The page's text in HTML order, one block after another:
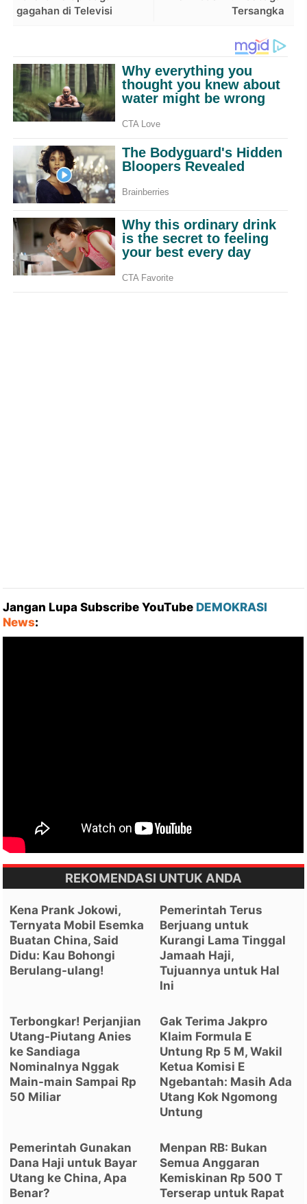
Tersangka
gagahan di Televisi
Jangan Lupa Subscribe YouTube DEMOKRASI
News:
REKOMENDASI UNTUK ANDA
Kena Prank Jokowi,
Ternyata Mobil Esemka
Buatan China, Said
Didu: Kau Bohongi
Berulang-ulang!
Pemerintah Terus
Berjuang untuk
Kurangi Lama Tinggal
Jamaah Haji,
Tujuannya untuk Hal
Ini
Terbongkar! Perjanjian
Utang-Piutang Anies
ke Sandiaga
Nominalnya Nggak
Main-main Sampai Rp
50 Miliar
Gak Terima Jakpro
Klaim Formula E
Untung Rp 5 M, Wakil
Ketua Komisi E
Ngebantah: Masih Ada
Utang Kok Ngomong
Untung
Pemerintah Gunakan
Dana Haji untuk Bayar
Utang ke China, Apa
Benar?
Menpan RB: Bukan
Semua Anggaran
Kemiskinan Rp 500 T
Terserap untuk Rapat